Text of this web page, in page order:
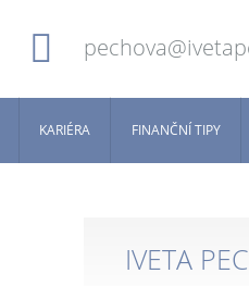
KARIÉRA FINANČNÍ TIPY
IVETA